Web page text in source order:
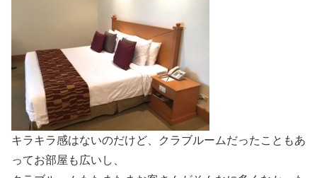
キラキラ感はないのだけど、クラブルームだったこともあ
ってお部屋も広いし、